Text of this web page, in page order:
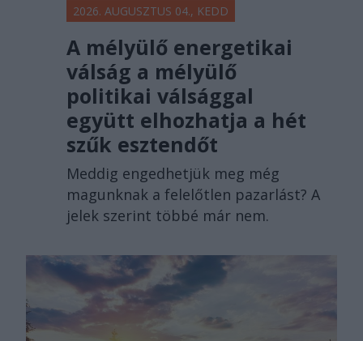
2026. AUGUSZTUS 04., KEDD
A mélyülő energetikai
válság a mélyülő
politikai válsággal
együtt elhozhatja a hét
szűk esztendőt
Meddig engedhetjük meg még
magunknak a felelőtlen pazarlást? A
jelek szerint többé már nem.